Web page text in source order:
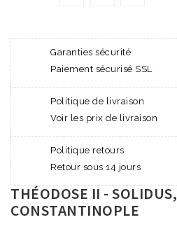
Garanties sécurité
Paiement sécurisé SSL
Politique de livraison
Voir les prix de livraison
Politique retours
Retour sous 14 jours
THÉODOSE II - SOLIDUS,
CONSTANTINOPLE